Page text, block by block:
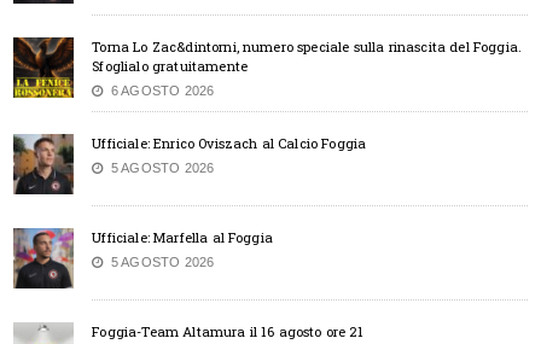
Torna Lo Zac&dintorni, numero speciale sulla rinascita del Foggia.
Sfoglialo gratuitamente
6 AGOSTO 2026
Ufficiale: Enrico Oviszach al Calcio Foggia
5 AGOSTO 2026
Ufficiale: Marfella al Foggia
5 AGOSTO 2026
Foggia-Team Altamura il 16 agosto ore 21